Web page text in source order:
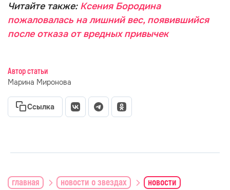
Читайте также: Ксения Бородина
пожаловалась на лишний вес, появившийся
после отказа от вредных привычек
Автор статьи
Марина Миронова
Ссылка
главная новости о звездах новости